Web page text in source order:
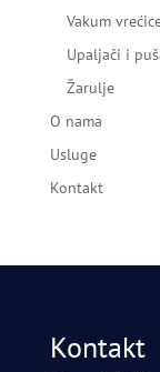
Vakum
Upaljači i
Žarulje
O nama
Usluge
Kontakt
Kontakt